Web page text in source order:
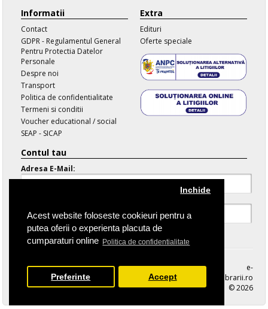
Acest website foloseste cookieuri pentru a
putea oferii o experienta placuta de
cumparaturi online Politica de confidentialitate
Inchide
Preferinte Accept
Informatii
Contact
GDPR - Regulamentul General
Pentru Protectia Datelor
Personale
Despre noi
Transport
Politica de confidentialitate
Termeni si conditii
Voucher educational / social
SEAP - SICAP
Extra
Edituri
Oferte speciale
Contul tau
Adresa E-Mail:
Parola Uitata
e-
librarii.ro
© 2026